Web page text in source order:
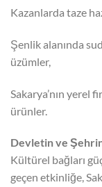
Kazanlarda taze
Şenlik alanında
üzümler,
Sakarya’nın yerel
ürünler.
Devletin ve
Kültürel bağları
geçen etkinliğe,